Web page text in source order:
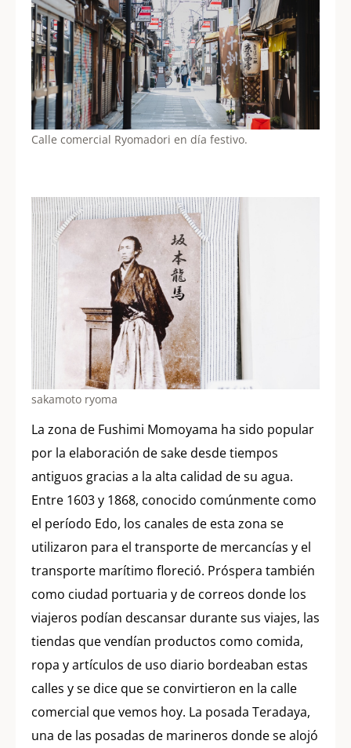
Calle comercial Ryomadori en día festivo.
sakamoto ryoma
La zona de Fushimi Momoyama ha sido popular
por la elaboración de sake desde tiempos
antiguos gracias a la alta calidad de su agua.
Entre 1603 y 1868, conocido comúnmente como
el período Edo, los canales de esta zona se
utilizaron para el transporte de mercancías y el
transporte marítimo floreció. Próspera también
como ciudad portuaria y de correos donde los
viajeros podían descansar durante sus viajes, las
tiendas que vendían productos como comida,
ropa y artículos de uso diario bordeaban estas
calles y se dice que se convirtieron en la calle
comercial que vemos hoy. La posada Teradaya,
una de las posadas de marineros donde se alojó